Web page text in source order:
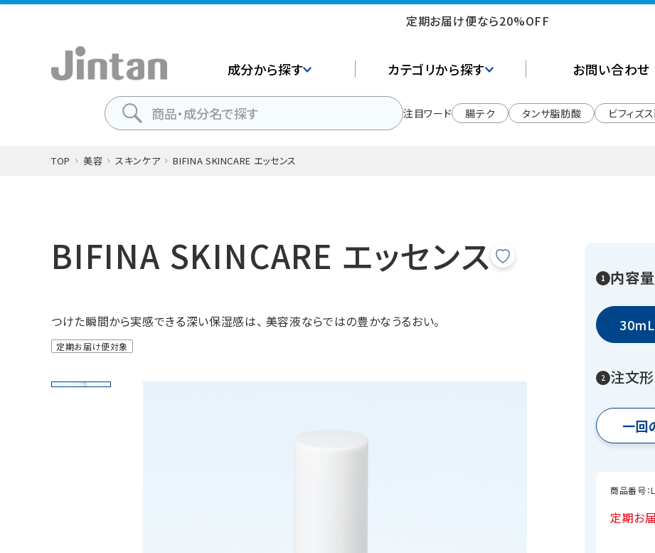
定期お届け便なら20%OFF
成分から探す カテゴリから探す お問い合わせ
注目ワード 腸テク タンサ脂肪酸 ビフィズ
TOP 美容 スキンケア BIFINA SKINCARE エッセンス
BIFINA SKINCARE エッセンス
つけた瞬間から実感できる深い保湿感は、 美容液ならではの豊かなうるおい。
定期お届け便対象
内容
30mL
注文
一回
商品番号：
定期お